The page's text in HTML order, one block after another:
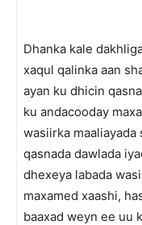
Dhanka kale
xaqul qalinka aan
ayan ku dhicin
ku andacooday
wasiirka maaliayada
qasnada dawlada
dhexeya labada
maxamed xaashi,
baaxad weyn ee uu